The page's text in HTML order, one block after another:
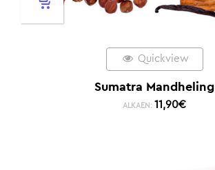
Quickview
Sumatra Mandheling
ALKAEN: 11,90€